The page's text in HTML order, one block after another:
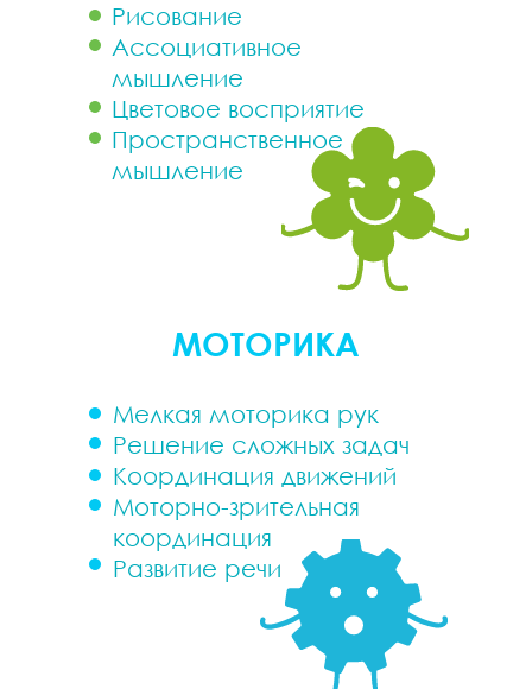
МОТОРИКА
Мелкая моторика рук
Решение сложных задач
Координация движений
Моторно-зрительная
координация
Развитие речи
Рисование
Ассоциативное
мышление
Цветовое восприятие
Пространственное
мышление